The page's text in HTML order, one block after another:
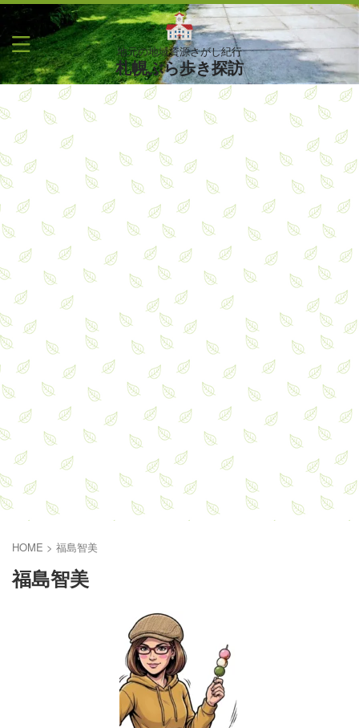
地元の地域資源さがし紀行
札幌ぶら歩き探訪
HOME > 福島智美
福島智美